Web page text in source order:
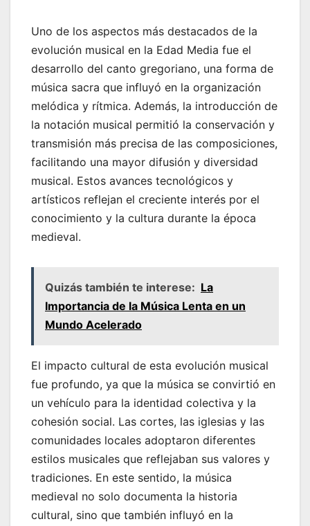
Uno de los aspectos más destacados de la
evolución musical en la Edad Media fue el
desarrollo del canto gregoriano, una forma de
música sacra que influyó en la organización
melódica y rítmica. Además, la introducción de
la notación musical permitió la conservación y
transmisión más precisa de las composiciones,
facilitando una mayor difusión y diversidad
musical. Estos avances tecnológicos y
artísticos reflejan el creciente interés por el
conocimiento y la cultura durante la época
medieval.
Quizás también te interese: La
Importancia de la Música Lenta en un
Mundo Acelerado
El impacto cultural de esta evolución musical
fue profundo, ya que la música se convirtió en
un vehículo para la identidad colectiva y la
cohesión social. Las cortes, las iglesias y las
comunidades locales adoptaron diferentes
estilos musicales que reflejaban sus valores y
tradiciones. En este sentido, la música
medieval no solo documenta la historia
cultural, sino que también influyó en la